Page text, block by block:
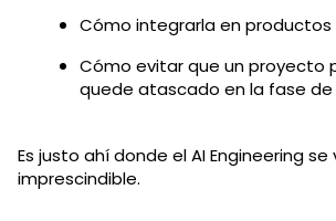
Cómo integrarla en
Cómo evitar que un proyecto
quede atascado en la fase
Es justo ahí donde el AI Engineering se
imprescindible.